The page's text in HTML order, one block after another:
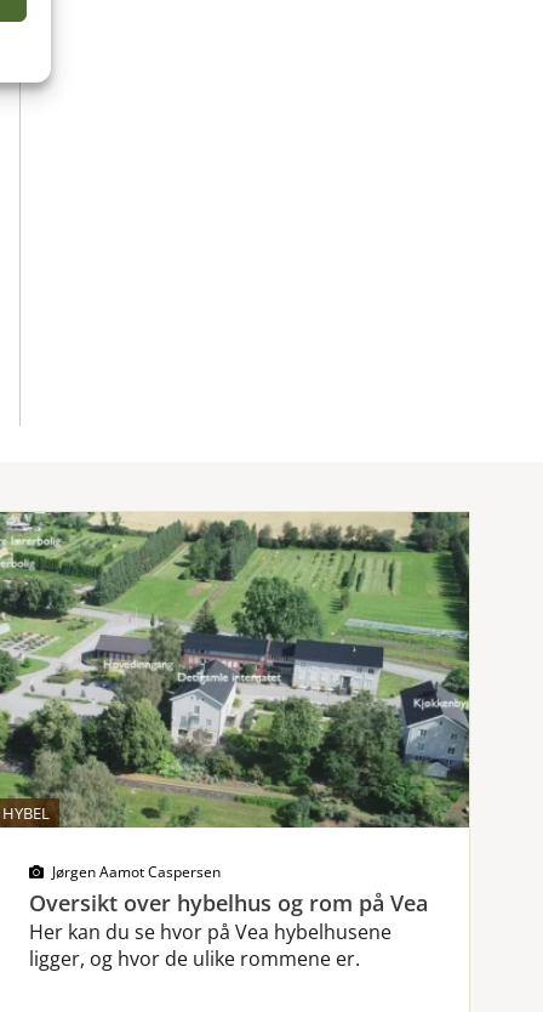
HYBEL
Jørgen Aamot Caspersen
Oversikt over hybelhus og rom på Vea
Her kan du se hvor på Vea hybelhusene
ligger, og hvor de ulike rommene er.